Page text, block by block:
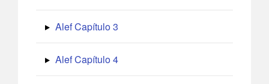
Alef Capítulo 3
Alef Capítulo 4